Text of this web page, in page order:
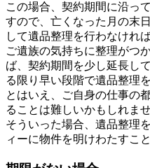
この場合、契約期間に沿っ
すので、亡くなった月の末
して遺品整理を行わなけれ
ご遺族の気持ちに整理がつ
ば、契約期間を少し延長し
る限り早い段階で遺品整理
とはいえ、ご自身の仕事の
ることは難しいかもしれませ
そういった場合、遺品整理
ィーに物件を明けわたすこ